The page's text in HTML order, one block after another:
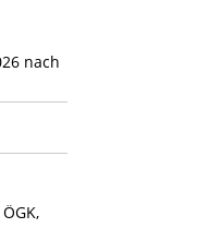
nach